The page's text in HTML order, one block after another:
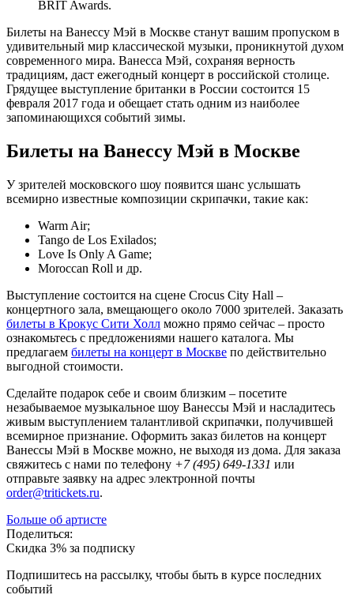
BRIT Awards.
Билеты на Ванессу Мэй в Москве станут вашим пропуском в
удивительный мир классической музыки, проникнутой духом
современного мира. Ванесса Мэй, сохраняя верность
традициям, даст ежегодный концерт в российской столице.
Грядущее выступление британки в России состоится 15
февраля 2017 года и обещает стать одним из наиболее
запоминающихся событий зимы.
Билеты на Ванессу Мэй в Москве
У зрителей московского шоу появится шанс услышать
всемирно известные композиции скрипачки, такие как:
Warm Air;
Tango de Los Exilados;
Love Is Only A Game;
Moroccan Roll и др.
Выступление состоится на сцене Crocus City Hall –
концертного зала, вмещающего около 7000 зрителей. Заказать
билеты в Крокус Сити Холл можно прямо сейчас – просто
ознакомьтесь с предложениями нашего каталога. Мы
предлагаем билеты на концерт в Москве по действительно
выгодной стоимости.
Сделайте подарок себе и своим близким – посетите
незабываемое музыкальное шоу Ванессы Мэй и насладитесь
живым выступлением талантливой скрипачки, получившей
всемирное признание. Оформить заказ билетов на концерт
Ванессы Мэй в Москве можно, не выходя из дома. Для заказа
свяжитесь с нами по телефону +7 (495) 649-1331 или
отправьте заявку на адрес электронной почты
order@tritickets.ru.
Больше об артисте
Поделиться:
Скидка 3% за подписку
Подпишитесь на рассылку, чтобы быть в курсе последних
событий